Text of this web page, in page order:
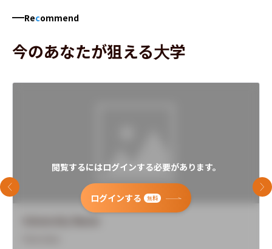
Recommend
今のあなたが狙える大学
閲覧するにはログインする必要があります。
ログインする 無料
前のスライド 次